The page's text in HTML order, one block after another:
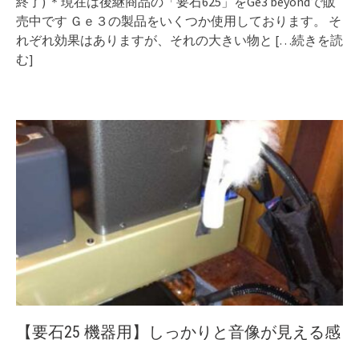
売中です Ｇｅ３の製品をいくつか使用しております。 そ
れぞれ効果はありますが、それの大きい物と […続きを読
む]
【要石25 機器用】しっかりと音像が見える感